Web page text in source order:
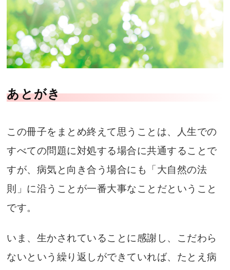
あとがき
この冊子をまとめ終えて思うことは、人生での
すべての問題に対処する場合に共通することで
すが、病気と向き合う場合にも「大自然の法
則」に沿うことが一番大事なことだということ
です。
いま、生かされていることに感謝し、こだわら
ないという繰り返しができていれば、たとえ病